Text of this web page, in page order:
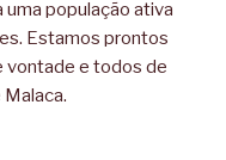
população ativa
Estamos prontos
vontade e todos de